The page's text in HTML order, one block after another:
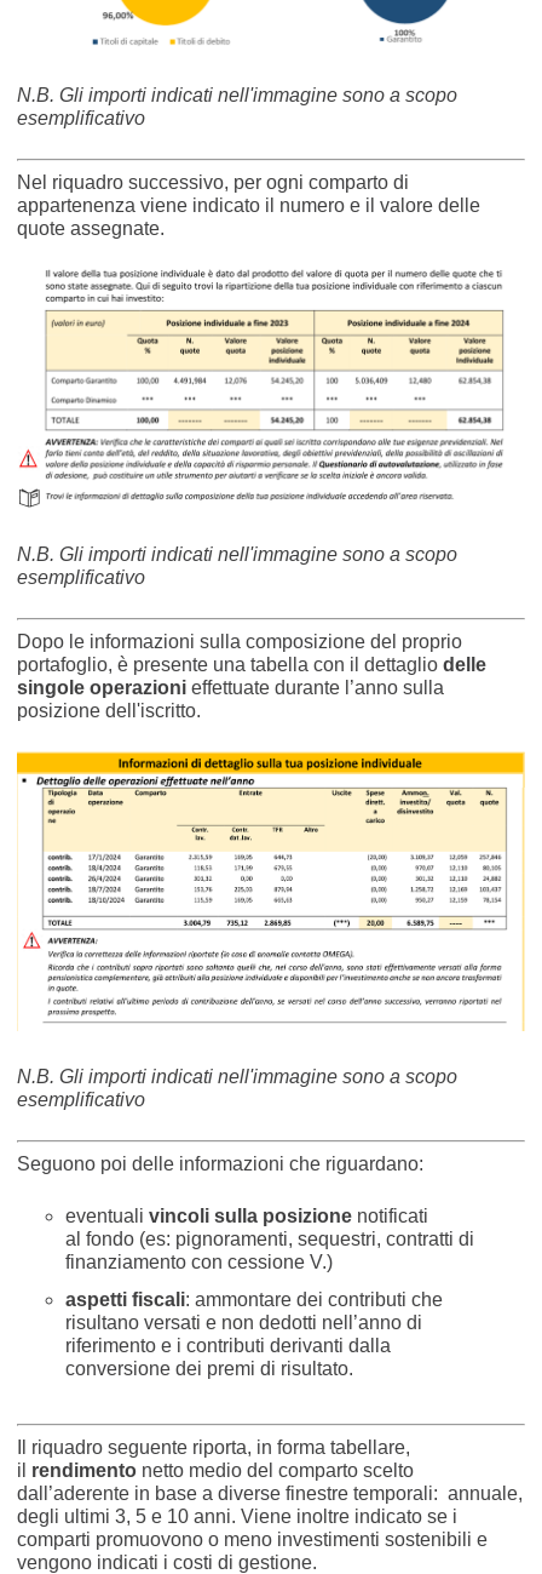
N.B. Gli importi indicati nell'immagine sono a scopo
esemplificativo
Nel riquadro successivo, per ogni comparto di
appartenenza viene indicato il numero e il valore delle
quote assegnate.
N.B. Gli importi indicati nell'immagine sono a scopo
esemplificativo
Dopo le informazioni sulla composizione del proprio
portafoglio, è presente una tabella con il dettaglio delle
singole operazionieffettuate durante l’anno sulla
posizione dell'iscritto.
N.B. Gli importi indicati nell'immagine sono a scopo
esemplificativo
Seguono poi delle informazioni che riguardano:
eventuali vincoli sulla posizione notificati
al fondo (es: pignoramenti, sequestri, contratti di
finanziamento con cessione V.)
aspetti fiscali: ammontare dei contributi che
risultano versati e non dedotti nell’anno di
riferimento e i contributi derivanti dalla
conversione dei premi di risultato.
Il riquadro seguente riporta, in forma tabellare,
il rendimentonetto medio del comparto scelto
dall’aderente in base a diverse finestre temporali: annuale,
degli ultimi 3, 5 e 10 anni. Viene inoltre indicato se i
comparti promuovono o meno investimenti sostenibili e
vengono indicati i costi di gestione.